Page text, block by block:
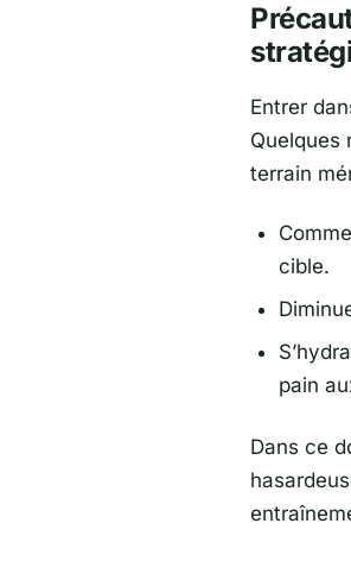
Entrer
Quelques
terrain
cible.
pain
Dans ce